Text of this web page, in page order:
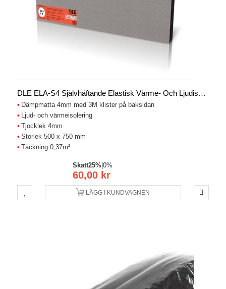
DLE ELA-S4 Självhäftande Elastisk Värme- Och Ljudisolering 4mm X 0.37m2
Dämpmatta 4mm med 3M klister på baksidan
Ljud- och värmeisolering
Tjocklek 4mm
Storlek 500 x 750 mm
Täckning 0,37m²
60,00 kr
Skatt25% 0%
LÄGG I KUNDVAGNEN